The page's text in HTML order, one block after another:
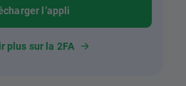
l’appli
plus sur la 2FA